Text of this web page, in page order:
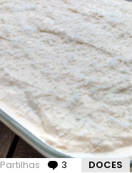
Partilhas 3 Comentários
DOCES